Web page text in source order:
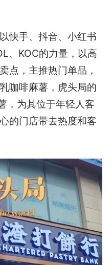
快手、抖音、小红书
、KOC的力量，以高
点，主推热门单品，
咖啡麻薯，虎头局的
，为其位于年轻人客
的门店带去热度和客